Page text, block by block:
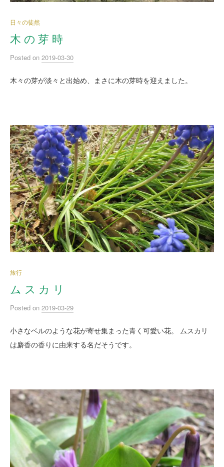
日々の徒然
木 の 芽 時
Posted on 2019-03-30
木々の芽が淡々と出始め、まさに木の芽時を迎えました。
旅行
ム ス カ リ
Posted on 2019-03-29
小さなベルのような花が寄せ集まった青く可愛い花。 ムスカリ
は麝香の香りに由来する名だそうです。